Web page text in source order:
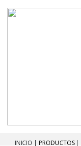
INICIO | PRODUCTOS |